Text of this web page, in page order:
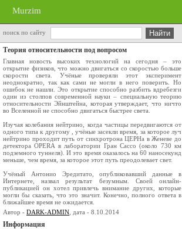
Murzim
поиск по сайту
Теория относительности под вопросом
Главная новость высоких технологий на сегодня – это
открытие физиков, что можно двигаться со скоростью больше
скорости света. Учёные проверяли этот эксперимент
неоднократно, так как сами не могли в него поверить. Но
ошибок не нашли. Это открытие способно разбить вдребезги
один из столпов современной науки – специальную теорию
относительности Эйнштейна, которая утверждает, что ничто
во Вселенной не способно двигаться быстрее света.
Изучая колебания нейтрино, когда частицы передвигаются от
одного типа к другому , учёные засекли время, за которое луч
нейтрино проходит путь от синхротрона ЦЕРНа в Женеве до
детектора OPERA в лаборатории Гран Сассо (около 730 км
подземного туннеля). И это время оказалось на 60 наносекунд
меньше, чем время, за которое этот путь преодолевает свет.
Учёный Антонио Эредитато, опубликовавший данные в
Интернете, назвал результат безумным. Своей онлайн-
публикацией он хотел привлечь внимание других, которые
могли бы сказать, что это значит. Конечно, полного ответа в
ближайшее время не ожидается.
Автор - DARK-ADMIN , дата - 8.10.2014
Информация